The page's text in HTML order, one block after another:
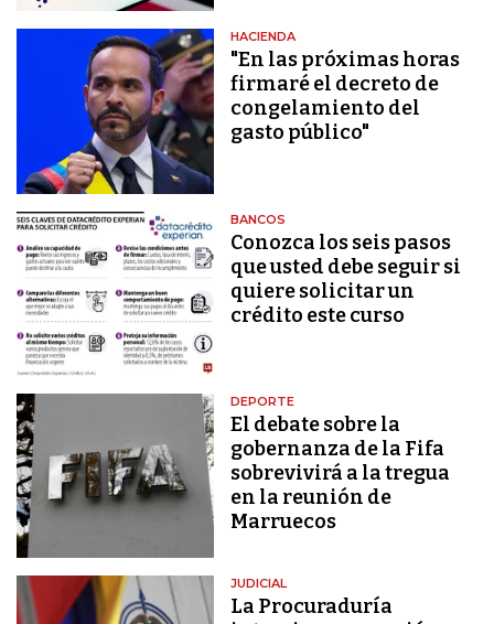
HACIENDA
"En las próximas horas
firmaré el decreto de
congelamiento del
gasto público"
BANCOS
Conozca los seis pasos
que usted debe seguir si
quiere solicitar un
crédito este curso
DEPORTE
El debate sobre la
gobernanza de la Fifa
sobrevivirá a la tregua
en la reunión de
Marruecos
JUDICIAL
La Procuraduría